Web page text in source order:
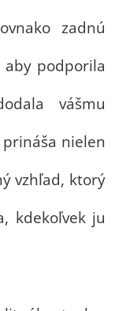
zadnú
aby podporila
vášmu
nielen
vzhľad, ktorý
kdekoľvek ju